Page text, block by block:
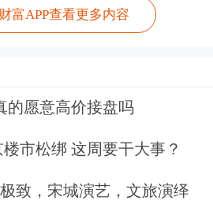
富APP查看更多内容
的愿意高价接盘吗
市松绑 这周要干大事？
致，宋城演艺，文旅演绎